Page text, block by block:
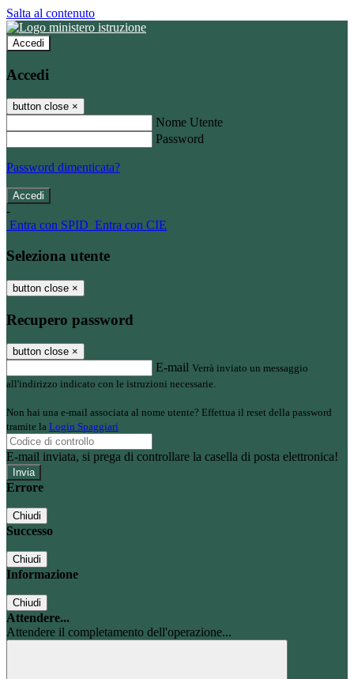
Salta al contenuto
Accedi
Accedi
button close ×
Nome Utente
Password
Password dimenticata?
-
Entra con SPID Entra con CIE
Seleziona utente
button close ×
Recupero password
button close ×
E-mail Verrà inviato un messaggio
all'indirizzo indicato con le istruzioni necessarie.
Non hai una e-mail associata al nome utente? Effettua il reset della password
tramite la Login Spaggiari
E-mail inviata, si prega di controllare la casella di posta elettronica!
Errore
Chiudi
Successo
Chiudi
Informazione
Chiudi
Attendere...
Attendere il completamento dell'operazione...